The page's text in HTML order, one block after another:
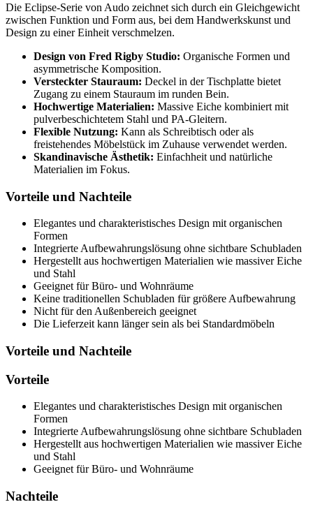
Die Eclipse-Serie von Audo zeichnet sich durch ein Gleichgewicht
zwischen Funktion und Form aus, bei dem Handwerkskunst und
Design zu einer Einheit verschmelzen.
Design von Fred Rigby Studio: Organische Formen und
asymmetrische Komposition.
Versteckter Stauraum: Deckel in der Tischplatte bietet
Zugang zu einem Stauraum im runden Bein.
Hochwertige Materialien: Massive Eiche kombiniert mit
pulverbeschichtetem Stahl und PA-Gleitern.
Flexible Nutzung: Kann als Schreibtisch oder als
freistehendes Möbelstück im Zuhause verwendet werden.
Skandinavische Ästhetik: Einfachheit und natürliche
Materialien im Fokus.
Vorteile und Nachteile
Elegantes und charakteristisches Design mit organischen
Formen
Integrierte Aufbewahrungslösung ohne sichtbare Schubladen
Hergestellt aus hochwertigen Materialien wie massiver Eiche
und Stahl
Geeignet für Büro- und Wohnräume
Keine traditionellen Schubladen für größere Aufbewahrung
Nicht für den Außenbereich geeignet
Die Lieferzeit kann länger sein als bei Standardmöbeln
Vorteile und Nachteile
Vorteile
Elegantes und charakteristisches Design mit organischen
Formen
Integrierte Aufbewahrungslösung ohne sichtbare Schubladen
Hergestellt aus hochwertigen Materialien wie massiver Eiche
und Stahl
Geeignet für Büro- und Wohnräume
Nachteile